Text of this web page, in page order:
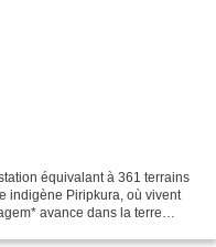
équivalant à 361 terrains
indigène Piripkura, où vivent
avance dans la terre